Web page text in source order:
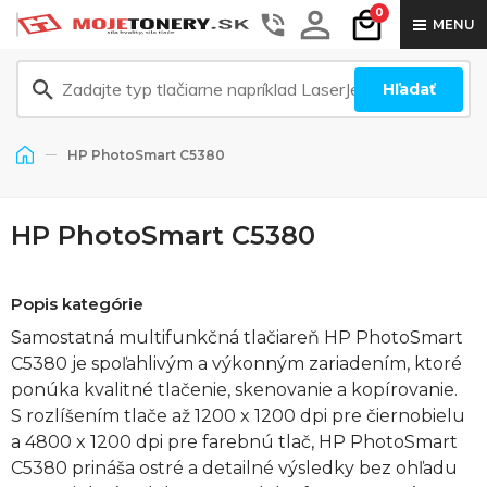
0
MENU
Hľadať
HP PhotoSmart C5380
HP PhotoSmart C5380
Popis kategórie
Samostatná multifunkčná tlačiareň HP PhotoSmart
C5380 je spoľahlivým a výkonným zariadením, ktoré
ponúka kvalitné tlačenie, skenovanie a kopírovanie.
S rozlíšením tlače až 1200 x 1200 dpi pre čiernobielu
a 4800 x 1200 dpi pre farebnú tlač, HP PhotoSmart
C5380 prináša ostré a detailné výsledky bez ohľadu